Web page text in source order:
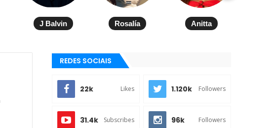
J Balvin Rosalía Anitta
REDES SOCIAIS
22k Likes 1.120k Followers
31.4k Subscribes 96k Followers